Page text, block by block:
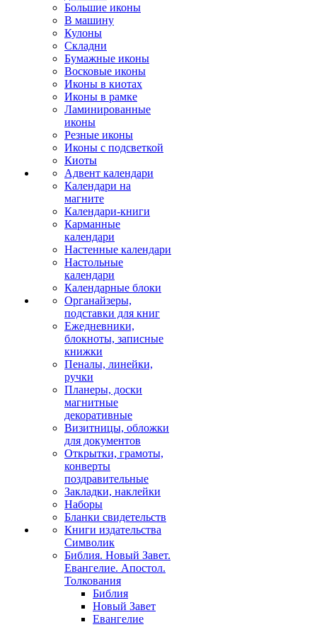
Большие иконы
В машину
Кулоны
Складни
Бумажные иконы
Восковые иконы
Иконы в киотах
Иконы в рамке
Ламинированные
иконы
Резные иконы
Иконы с подсветкой
Киоты
Адвент календари
Календари на
магните
Календари-книги
Карманные
календари
Настенные календари
Настольные
календари
Календарные блоки
Органайзеры,
подставки для книг
Ежедневники,
блокноты, записные
книжки
Пеналы, линейки,
ручки
Планеры, доски
магнитные
декоративные
Визитницы, обложки
для документов
Открытки, грамоты,
конверты
поздравительные
Закладки, наклейки
Наборы
Бланки свидетельств
Книги издательства
Символик
Библия. Новый Завет.
Евангелие. Апостол.
Толкования
Библия
Новый Завет
Евангелие